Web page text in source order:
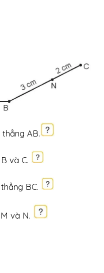
AB.
và C.
BC.
và N.